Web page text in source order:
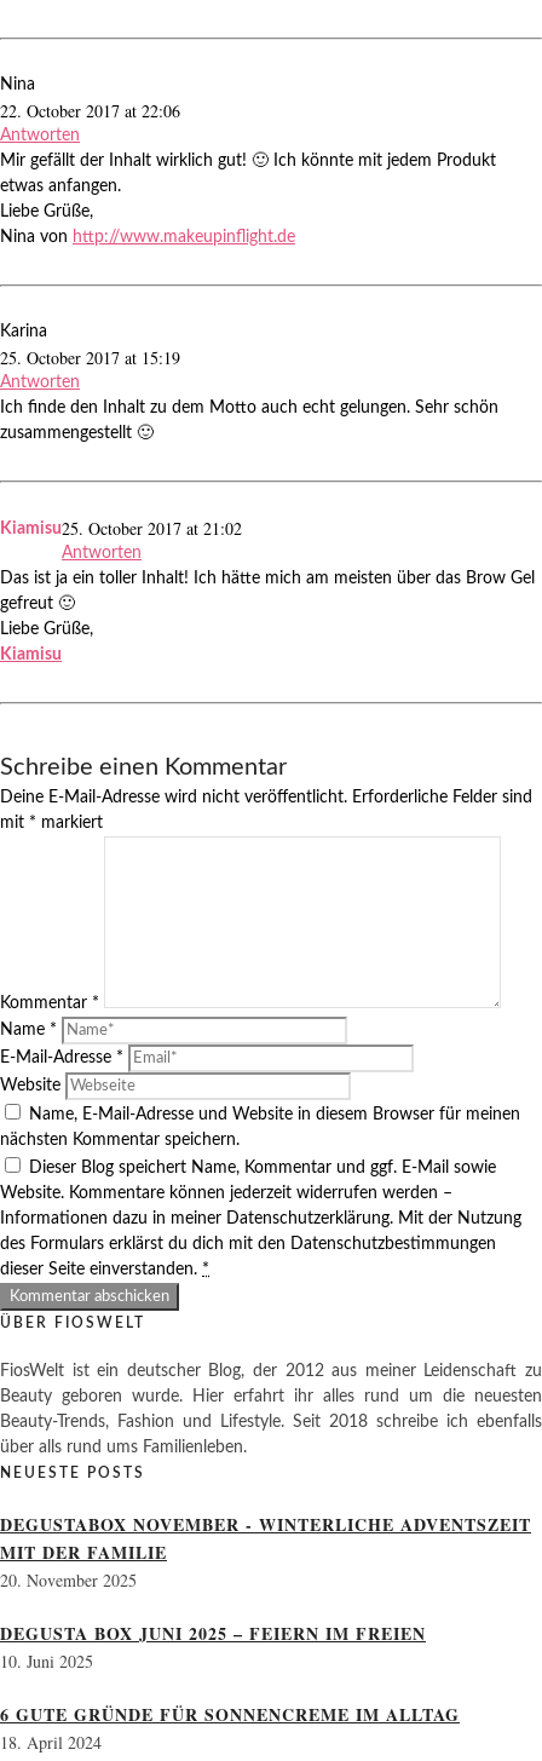
Nina
22. October 2017 at 22:06
Antworten
Mir gefällt der Inhalt wirklich gut! 🙂 Ich könnte mit jedem Produkt
etwas anfangen.
Liebe Grüße,
Nina von http://www.makeupinflight.de
Karina
25. October 2017 at 15:19
Antworten
Ich finde den Inhalt zu dem Motto auch echt gelungen. Sehr schön
zusammengestellt 🙂
Kiamisu25. October 2017 at 21:02
Antworten
Das ist ja ein toller Inhalt! Ich hätte mich am meisten über das Brow Gel
gefreut 🙂
Liebe Grüße,
Kiamisu
Schreibe einen Kommentar
Deine E-Mail-Adresse wird nicht veröffentlicht. Erforderliche Felder sind
mit * markiert
Kommentar *
Name *
E-Mail-Adresse *
Website
Name, E-Mail-Adresse und Website in diesem Browser für meinen
nächsten Kommentar speichern.
Dieser Blog speichert Name, Kommentar und ggf. E-Mail sowie
Website. Kommentare können jederzeit widerrufen werden –
Informationen dazu in meiner Datenschutzerklärung. Mit der Nutzung
des Formulars erklärst du dich mit den Datenschutzbestimmungen
dieser Seite einverstanden. *
ÜBER FIOSWELT
FiosWelt ist ein deutscher Blog, der 2012 aus meiner Leidenschaft zu
Beauty geboren wurde. Hier erfahrt ihr alles rund um die neuesten
Beauty-Trends, Fashion und Lifestyle. Seit 2018 schreibe ich ebenfalls
über alls rund ums Familienleben.
NEUESTE POSTS
DEGUSTABOX NOVEMBER - WINTERLICHE ADVENTSZEIT
MIT DER FAMILIE
20. November 2025
DEGUSTA BOX JUNI 2025 – FEIERN IM FREIEN
10. Juni 2025
6 GUTE GRÜNDE FÜR SONNENCREME IM ALLTAG
18. April 2024